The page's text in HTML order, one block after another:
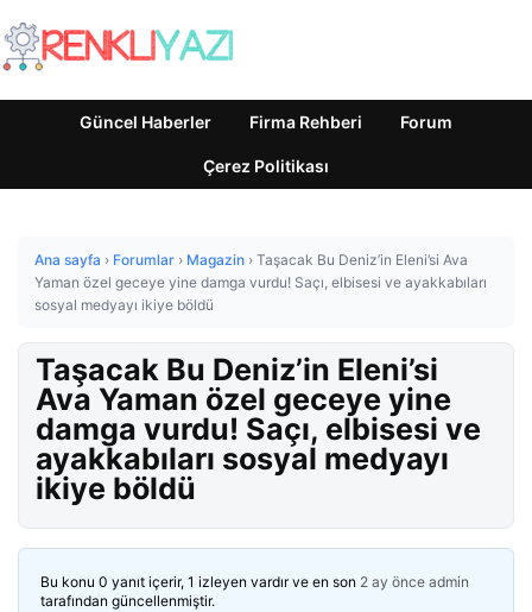
Güncel Haberler Firma Rehberi Forum
Çerez Politikası
Ana sayfa › Forumlar › Magazin › Taşacak Bu Deniz’in Eleni’si Ava
Yaman özel geceye yine damga vurdu! Saçı, elbisesi ve ayakkabıları
sosyal medyayı ikiye böldü
Taşacak Bu Deniz’in Eleni’si
Ava Yaman özel geceye yine
damga vurdu! Saçı, elbisesi ve
ayakkabıları sosyal medyayı
ikiye böldü
Bu konu 0 yanıt içerir, 1 izleyen vardır ve en son 2 ay önce admin
tarafından güncellenmiştir.